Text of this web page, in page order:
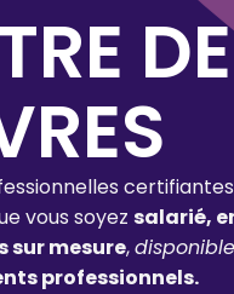
vous soyez salarié,
sur mesure,
professionnels.